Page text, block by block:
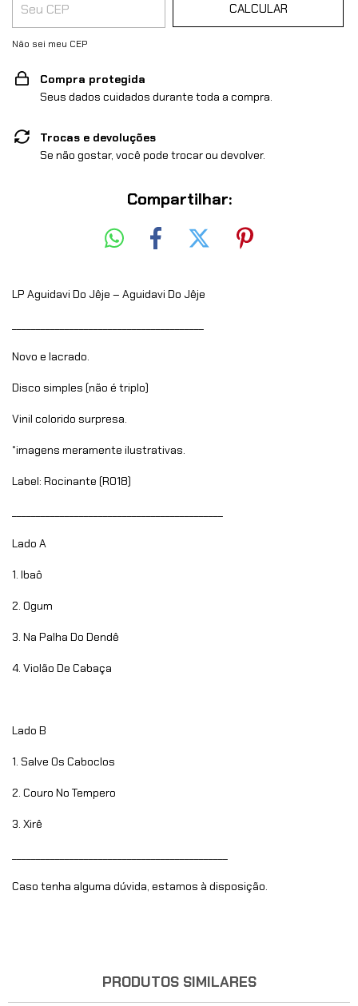
CALCULAR
Não sei meu CEP
Compra protegida
Seus dados cuidados durante toda a compra.
Trocas e devoluções
Se não gostar, você pode trocar ou devolver.
Compartilhar:
LP Aguidavi Do Jêje – Aguidavi Do Jêje
Novo e lacrado.
Disco simples (não é triplo)
Vinil colorido surpresa.
*imagens meramente ilustrativas.
Label: Rocinante (R018)
Lado A
1. Ibaô
2. Ogum
3. Na Palha Do Dendê
4. Violão De Cabaça
Lado B
1. Salve Os Caboclos
2. Couro No Tempero
3. Xirê
Caso tenha alguma dúvida, estamos à disposição.
PRODUTOS SIMILARES